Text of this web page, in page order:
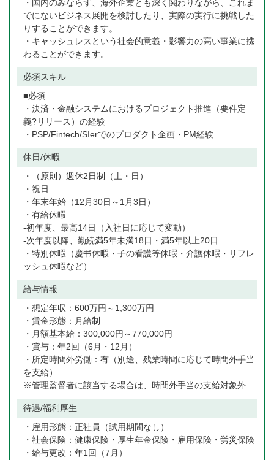
・国内のみならず、海外企業とも深く関わりながら、これま
でにないビジネス展開を検討したり、実際の実行に挑戦した
りすることができます。
・キャッシュレスという社会的意義・影響力の高い事業に携
わることができます。
必須スキル
■必須
・決済・金融システムにおけるプロジェクト推進（要件定
義?リリース）の経験
・PSP/Fintech/SIerでのプロダクト企画・PM経験
休日/休暇
・（原則）週休2日制（土・日）
・祝日
・年末年始（12月30日～1月3日）
・有給休暇
-初年度、最高14日（入社日に応じて変動）
-次年度以降、勤続満5年未満18日・満5年以上20日
・特別休暇（慶弔休暇・子の看護等休暇・介護休暇・リフレ
ッシュ休暇など）
給与情報
・想定年収：600万円～1,300万円
・賃金形態：月給制
・月額基本給：300,000円～770,000円
・賞与：年2回（6月・12月）
・所定時間外労働：有（別途、残業時間に応じて時間外手当
を支給）
※管理監督者に該当する場合は、時間外手当の支給対象外
待遇/福利厚生
・雇用形態：正社員（試用期間なし）
・社会保険：健康保険・厚生年金保険・雇用保険・労災保険
・給与更改：年1回（7月）